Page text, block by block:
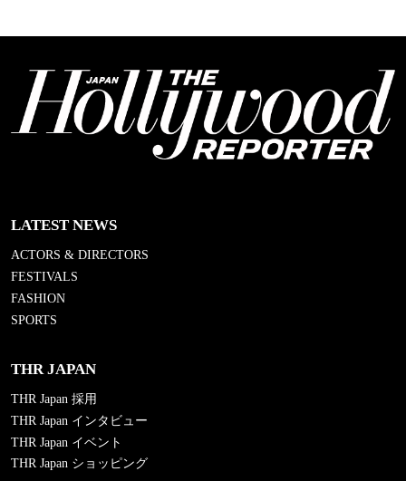
LATEST NEWS
ACTORS & DIRECTORS
FESTIVALS
FASHION
SPORTS
THR JAPAN
THR Japan 採用
THR Japan インタビュー
THR Japan イベント
THR Japan ショッピング